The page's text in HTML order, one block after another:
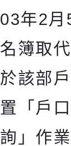
03年2月
名簿取
於該部
置「戶
詢」作